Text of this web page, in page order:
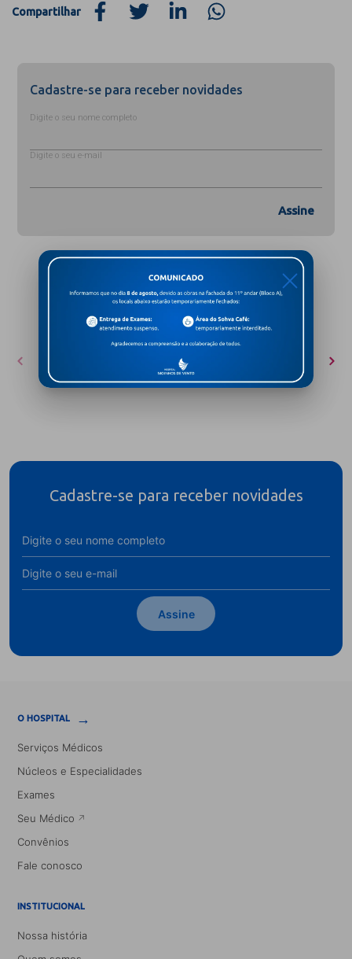
Compartilhar
Cadastre-se para receber novidades
Digite o seu nome completo
Digite o seu e-mail
Assine
PRÊMIOS E CERTIFICAÇÕES
Cadastre-se para receber novidades
Assine
O HOSPITAL →
Serviços Médicos
Núcleos e Especialidades
Exames
Seu Médico
Convênios
Fale conosco
INSTITUCIONAL
Nossa história
X